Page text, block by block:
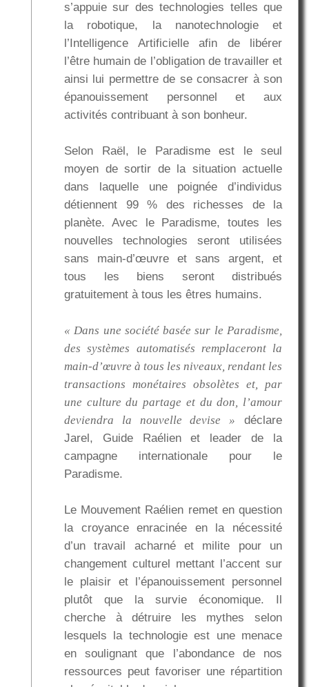
s’appuie sur des technologies telles que
la robotique, la nanotechnologie et
l’Intelligence Artificielle afin de libérer
l’être humain de l’obligation de travailler et
ainsi lui permettre de se consacrer à son
épanouissement personnel et aux
activités contribuant à son bonheur.
Selon Raël, le Paradisme est le seul
moyen de sortir de la situation actuelle
dans laquelle une poignée d’individus
détiennent 99 % des richesses de la
planète. Avec le Paradisme, toutes les
nouvelles technologies seront utilisées
sans main-d’œuvre et sans argent, et
tous les biens seront distribués
gratuitement à tous les êtres humains.
« Dans une société basée sur le Paradisme,
des systèmes automatisés remplaceront la
main-d’œuvre à tous les niveaux, rendant les
transactions monétaires obsolètes et, par
une culture du partage et du don, l’amour
deviendra la nouvelle devise » déclare
Jarel, Guide Raélien et leader de la
campagne internationale pour le
Paradisme.
Le Mouvement Raélien remet en question
la croyance enracinée en la nécessité
d’un travail acharné et milite pour un
changement culturel mettant l’accent sur
le plaisir et l’épanouissement personnel
plutôt que la survie économique. Il
cherche à détruire les mythes selon
lesquels la technologie est une menace
en soulignant que l’abondance de nos
ressources peut favoriser une répartition